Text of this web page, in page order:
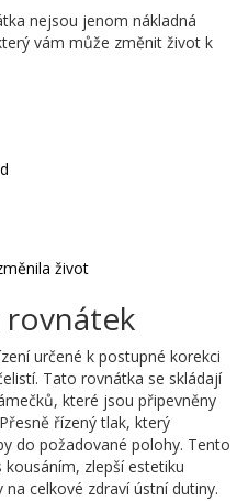
nejsou jenom nákladná
vám může změnit život k
život
určené k postupné korekci
Tato rovnátka se skládají
které jsou připevněny
řízený tlak, který
do požadované polohy. Tento
zlepší estetiku
celkové zdraví ústní dutiny.